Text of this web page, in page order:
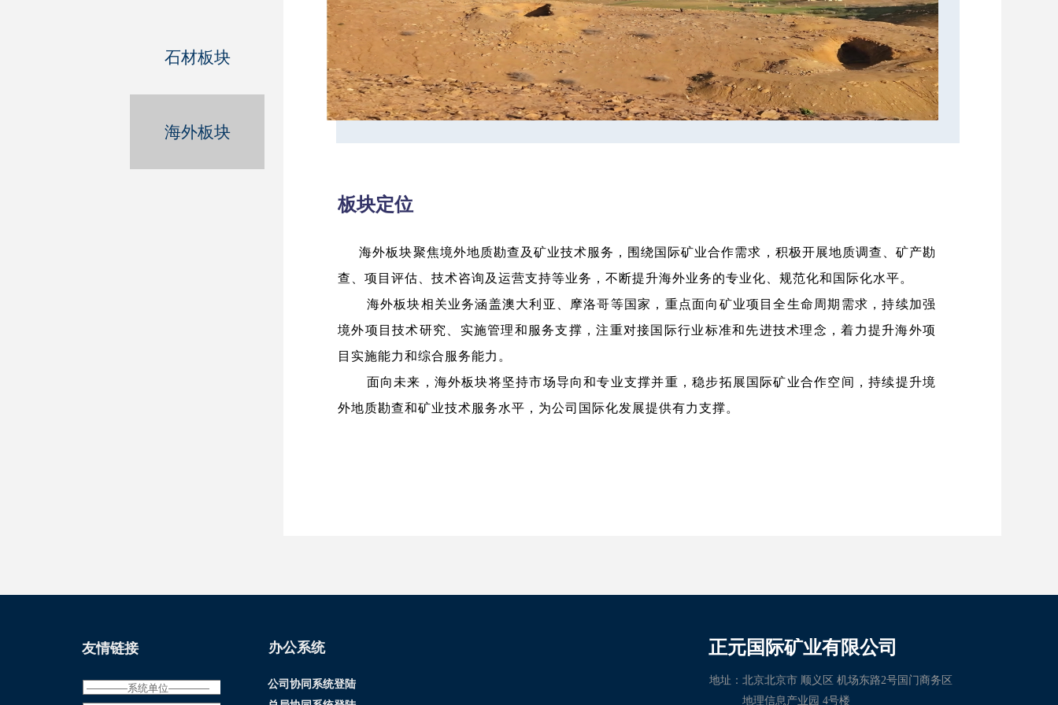
石材板块
海外板块
板块定位
海外板块聚焦境外地质勘查及矿业技术服务，围绕国际矿业合作需求，积极开展地质调查、矿产勘
查、项目评估、技术咨询及运营支持等业务，不断提升海外业务的专业化、规范化和国际化水平。
海外板块相关业务涵盖澳大利亚、摩洛哥等国家，重点面向矿业项目全生命周期需求，持续加强
境外项目技术研究、实施管理和服务支撑，注重对接国际行业标准和先进技术理念，着力提升海外项
目实施能力和综合服务能力。
​​​​​​​ 面向未来，海外板块将坚持市场导向和专业支撑并重，稳步拓展国际矿业合作空间，持续提升境
外地质勘查和矿业技术服务水平，为公司国际化发展提供有力支撑。
正元国际矿业有限公司
地址： 北京北京市 顺义区 机场东路2号国门商务区
地理信息产业园 4号楼
友情链接 办公系统
公司协同系统登陆